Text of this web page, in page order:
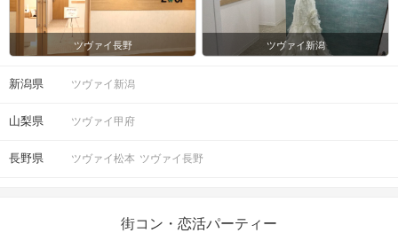
ツヴァイ長野 ツヴァイ新潟
新潟県 ツヴァイ新潟
山梨県 ツヴァイ甲府
長野県 ツヴァイ松本 ツヴァイ長野
街コン・恋活パーティー